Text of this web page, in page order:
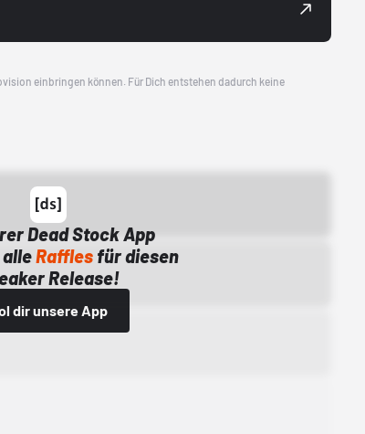
einbringen können. Für Dich entstehen dadurch keine
Dead Stock App
alleRaffles für diesen
Release!
dir unsere App